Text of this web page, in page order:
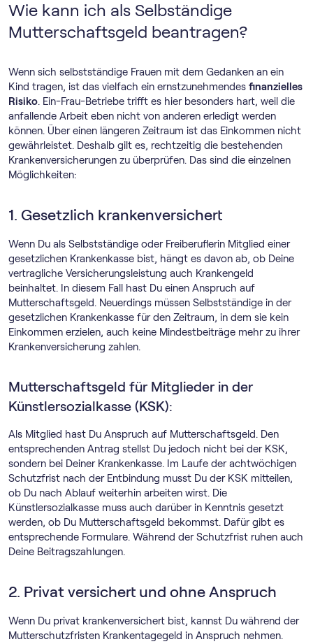
Wie kann ich als Selbständige
Mutterschaftsgeld beantragen?
Wenn sich selbstständige Frauen mit dem Gedanken an ein
Kind tragen, ist das vielfach ein ernstzunehmendes finanzielles
Risiko. Ein-Frau-Betriebe trifft es hier besonders hart, weil die
anfallende Arbeit eben nicht von anderen erledigt werden
können. Über einen längeren Zeitraum ist das Einkommen nicht
gewährleistet. Deshalb gilt es, rechtzeitig die bestehenden
Krankenversicherungen zu überprüfen. Das sind die einzelnen
Möglichkeiten:
1. Gesetzlich krankenversichert
Wenn Du als Selbstständige oder Freiberuflerin Mitglied einer
gesetzlichen Krankenkasse bist, hängt es davon ab, ob Deine
vertragliche Versicherungsleistung auch Krankengeld
beinhaltet. In diesem Fall hast Du einen Anspruch auf
Mutterschaftsgeld. Neuerdings müssen Selbstständige in der
gesetzlichen Krankenkasse für den Zeitraum, in dem sie kein
Einkommen erzielen, auch keine Mindestbeiträge mehr zu ihrer
Krankenversicherung zahlen.
Mutterschaftsgeld für Mitglieder in der
Künstlersozialkasse (KSK):
Als Mitglied hast Du Anspruch auf Mutterschaftsgeld. Den
entsprechenden Antrag stellst Du jedoch nicht bei der KSK,
sondern bei Deiner Krankenkasse. Im Laufe der achtwöchigen
Schutzfrist nach der Entbindung musst Du der KSK mitteilen,
ob Du nach Ablauf weiterhin arbeiten wirst. Die
Künstlersozialkasse muss auch darüber in Kenntnis gesetzt
werden, ob Du Mutterschaftsgeld bekommst. Dafür gibt es
entsprechende Formulare. Während der Schutzfrist ruhen auch
Deine Beitragszahlungen.
2. Privat versichert und ohne Anspruch
Wenn Du privat krankenversichert bist, kannst Du während der
Mutterschutzfristen Krankentagegeld in Anspruch nehmen.